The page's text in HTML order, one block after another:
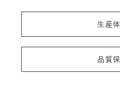
生産体
品質